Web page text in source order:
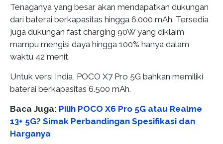
Tenaganya yang besar akan mendapatkan dukungan
dari baterai berkapasitas hingga 6.000 mAh. Tersedia
juga dukungan fast charging 90W yang diklaim
mampu mengisi daya hingga 100% hanya dalam
waktu 42 menit.
Untuk versi India, POCO X7 Pro 5G bahkan memiliki
baterai berkapasitas 6.500 mAh.
Baca Juga: Pilih POCO X6 Pro 5G atau Realme
13+ 5G? Simak Perbandingan Spesifikasi dan
Harganya